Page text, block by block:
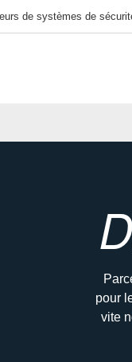
de systèmes de
pour
vite